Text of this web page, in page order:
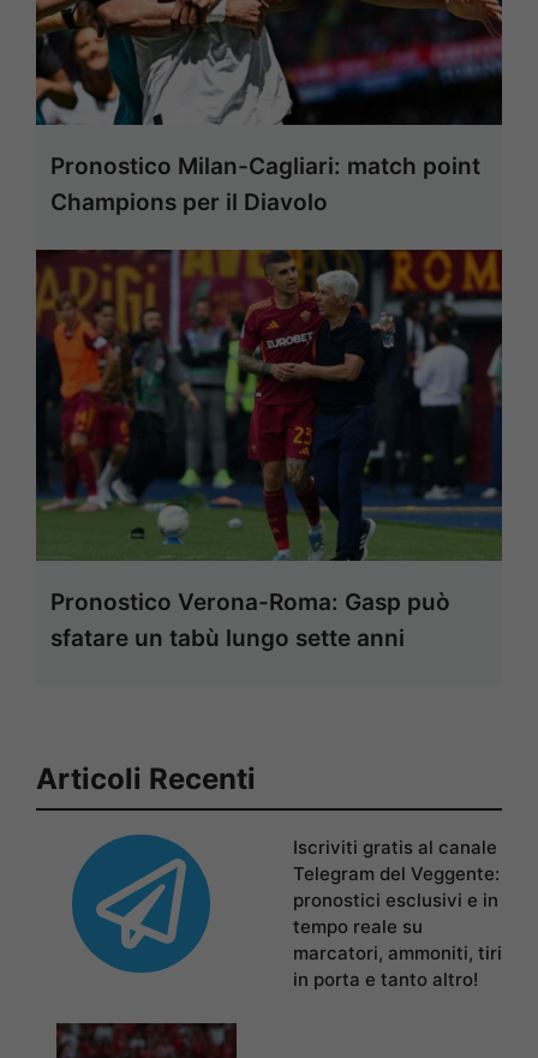
Pronostico Milan-Cagliari: match point
Champions per il Diavolo
Pronostico Verona-Roma: Gasp può
sfatare un tabù lungo sette anni
Articoli Recenti
Iscriviti gratis al canale
Telegram del Veggente:
pronostici esclusivi e in
tempo reale su
marcatori, ammoniti, tiri
in porta e tanto altro!